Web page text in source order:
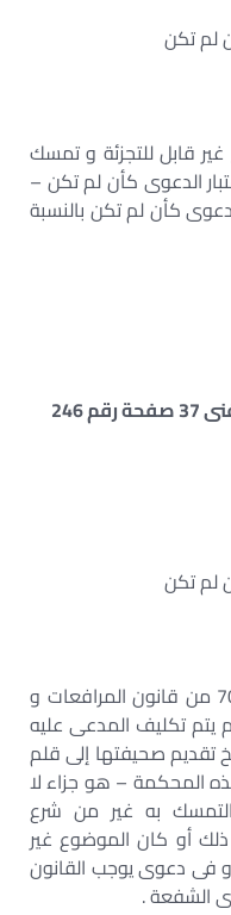
لم تكن
قابل للتجزئة و تمسك
الدعوى كأن لم تكن –
كأن لم تكن بالنسبة
لم تكن
من المقرر أن الجزاء الوارد بالمادة 70 من قانون المرافعات و
يتم تكليف المدعى عليه
تقديم صحيفتها إلى قلم
المحكمة – هو جزاء لا
التمسك به غير من شرع
أو كان الموضوع غير
أو فى دعوى يوجب القانون
الشفعة .